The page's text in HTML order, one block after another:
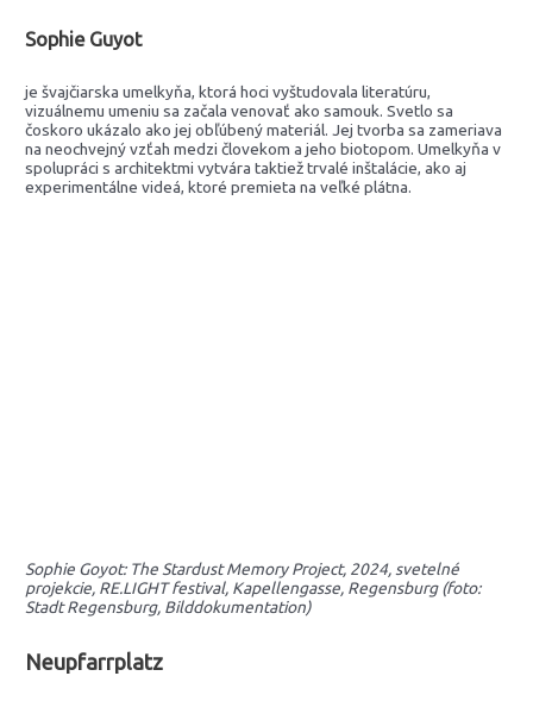
Sophie Guyot
je švajčiarska umelkyňa, ktorá hoci vyštudovala literatúru,
vizuálnemu umeniu sa začala venovať ako samouk. Svetlo sa
čoskoro ukázalo ako jej obľúbený materiál. Jej tvorba sa zameriava
na neochvejný vzťah medzi človekom a jeho biotopom. Umelkyňa v
spolupráci s architektmi vytvára taktiež trvalé inštalácie, ako aj
experimentálne videá, ktoré premieta na veľké plátna.
Sophie Goyot: The Stardust Memory Project, 2024, svetelné
projekcie, RE.LIGHT festival, Kapellengasse, Regensburg (foto:
Stadt Regensburg, Bilddokumentation)
Neupfarrplatz